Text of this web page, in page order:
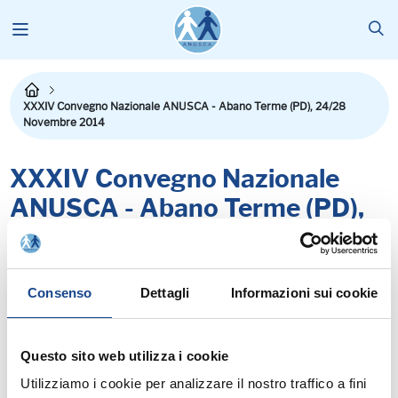
Consenso Dettagli Informazioni sui cookie
Questo sito web utilizza i cookie
Utilizziamo i cookie per analizzare il nostro traffico a fini
XXXIV Convegno Nazionale ANUSCA - Abano Terme (PD), 24/28
Novembre 2014
XXXIV Convegno Nazionale
ANUSCA - Abano Terme (PD),
24/28 Novembre 2014
Le sfide di una società complessa: